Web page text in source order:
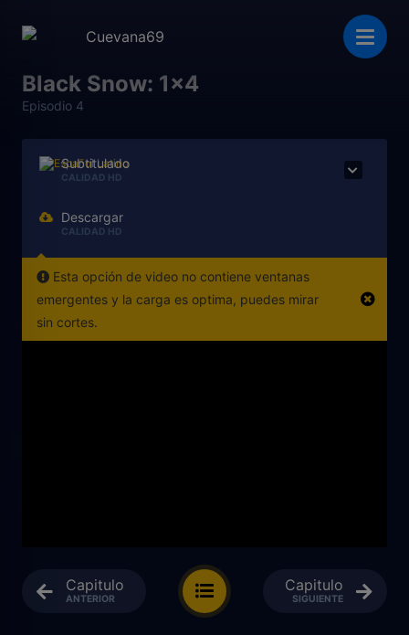
Black Snow: 1x4
Episodio 4
Subtitulado
CALIDAD HD
Descargar
CALIDAD HD
Esta opción de video no contiene ventanas
emergentes y la carga es optima, puedes mirar
sin cortes.
Capitulo
ANTERIOR
Capitulo
SIGUIENTE